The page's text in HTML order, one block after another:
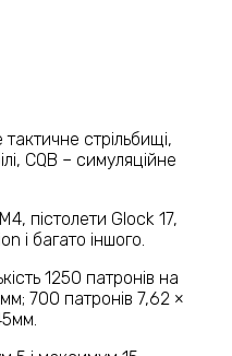
тактичне стрільбищі,
CQB – симуляційне
пістолети Glock 17,
і багато іншого.
1250 патронів на
700 патронів 7,62 ×